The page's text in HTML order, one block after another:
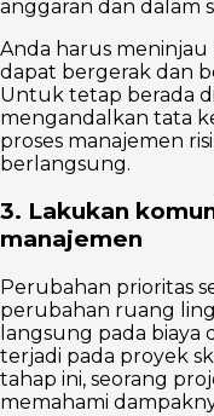
anggaran dan dalam
Anda harus
dapat bergerak dan
Untuk tetap berada
mengandalkan tata
proses manajemen
berlangsung.
3. Lakukan
manajemen
Perubahan prioritas
perubahan ruang
langsung pada biaya
terjadi pada proyek
tahap ini, seorang
memahami